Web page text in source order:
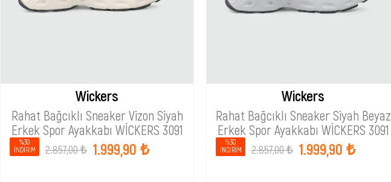
Wickers
Rahat Bağcıklı Sneaker Vizon Siyah
Erkek Spor Ayakkabı WİCKERS 3091
1.999,90 ₺
2.857,00 ₺
%30
İNDIRIM
Wickers
Rahat Bağcıklı Sneaker Siyah Beyaz
Erkek Spor Ayakkabı WİCKERS 3091
1.999,90 ₺
2.857,00 ₺
%30
İNDIRIM